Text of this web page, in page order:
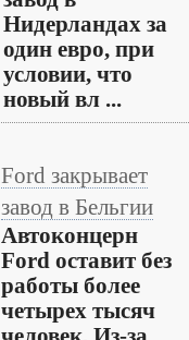
Нидерландах за
один евро, при
условии, что
новый вл ...
Ford закрывает
завод в Бельгии
Автоконцерн
Ford оставит без
работы более
четырех тысяч